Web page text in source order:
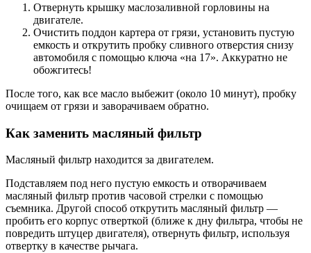
Отвернуть крышку маслозаливной горловины на
двигателе.
Очистить поддон картера от грязи, установить пустую
емкость и открутить пробку сливного отверстия снизу
автомобиля с помощью ключа «на 17». Аккуратно не
обожгитесь!
После того, как все масло выбежит (около 10 минут), пробку
очищаем от грязи и заворачиваем обратно.
Как заменить масляный фильтр
Масляный фильтр находится за двигателем.
Подставляем под него пустую емкость и отворачиваем
масляный фильтр против часовой стрелки с помощью
съемника. Другой способ открутить масляный фильтр —
пробить его корпус отверткой (ближе к дну фильтра, чтобы не
повредить штуцер двигателя), отвернуть фильтр, используя
отвертку в качестве рычага.